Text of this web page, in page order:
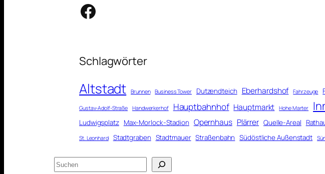
Facebook
Schlagwörter
Altstadt Brunnen Business Tower Dutzendteich Eberhardshof Fahrzeuge
Gustav-Adolf-Straße Handwerkerhof Hauptbahnhof Hauptmarkt Hohe Marter
Ludwigsplatz Max-Morlock-Stadion Opernhaus Plärrer Quelle-Areal
St. Leonhard Stadtgraben Stadtmauer Straßenbahn Südöstliche Außenstadt
Suchen